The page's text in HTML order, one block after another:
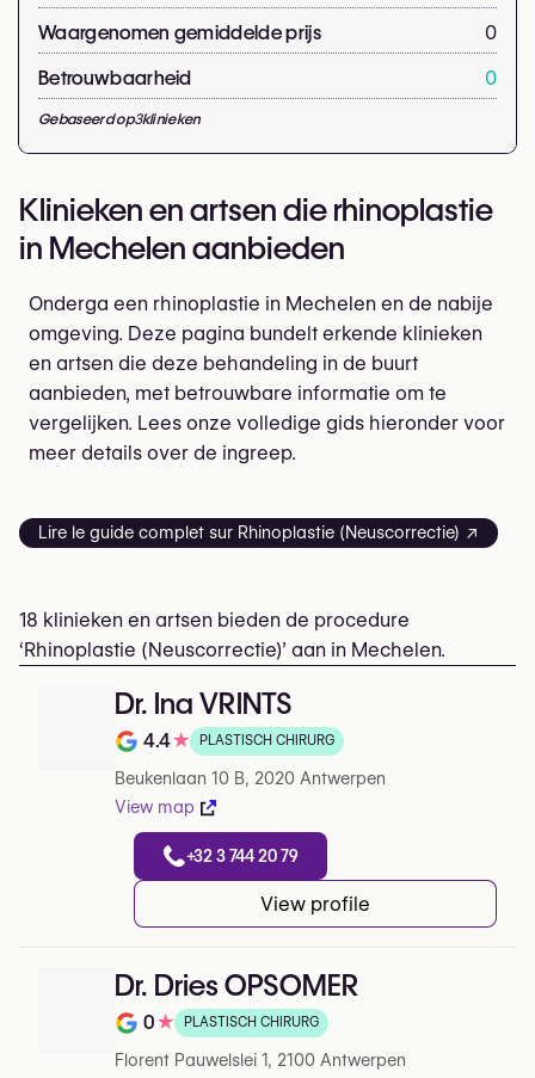
Waargenomen gemiddelde prijs
0
Betrouwbaarheid
0
Gebaseerd op3klinieken
Klinieken en artsen die rhinoplastie
in Mechelen aanbieden
Onderga een rhinoplastie in Mechelen en de nabije
omgeving. Deze pagina bundelt erkende klinieken
en artsen die deze behandeling in de buurt
aanbieden, met betrouwbare informatie om te
vergelijken. Lees onze volledige gids hieronder voor
meer details over de ingreep.
Lire le guide complet sur Rhinoplastie (Neuscorrectie) ↗
18 klinieken en artsen bieden de procedure
‘Rhinoplastie (Neuscorrectie)’ aan in Mechelen.
Dr. Ina VRINTS
Note de 4.4 sur 5 sur Google
4.4★ PLASTISCH CHIRURG
Beukenlaan 10 B, 2020 Antwerpen
View map
+32 3 744 20 79
View profile
Dr. Dries OPSOMER
Note de 0 sur 5 sur Google
0★ PLASTISCH CHIRURG
Florent Pauwelslei 1, 2100 Antwerpen